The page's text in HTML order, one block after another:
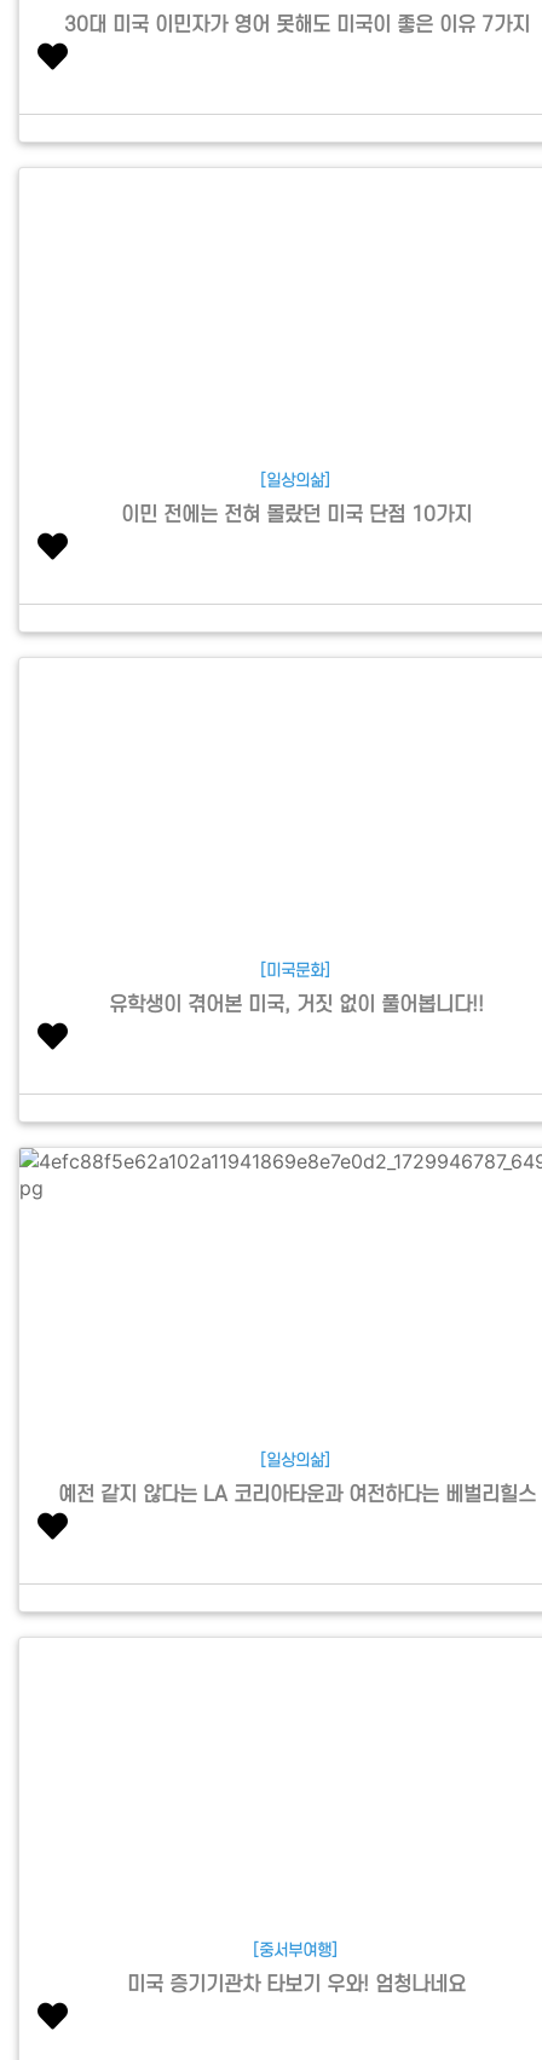
30대 미국 이민자가 영어 못해도 미국이 좋은 이유 7가지
[일상의삶]
이민 전에는 전혀 몰랐던 미국 단점 10가지
[미국문화]
유학생이 겪어본 미국, 거짓 없이 풀어봅니다!!
[일상의삶]
예전 같지 않다는 LA 코리아타운과 여전하다는 베벌리힐스
[중서부여행]
미국 증기기관차 타보기 우와! 엄청나네요